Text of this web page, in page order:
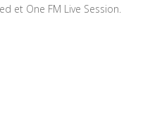
et One FM Live Session.